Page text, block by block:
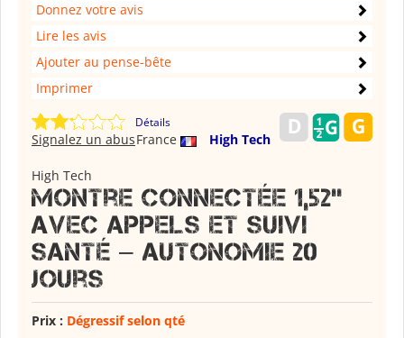
Donnez votre avis
Lire les avis
Ajouter au pense-bête
Imprimer
Détails
France High Tech
Signalez un abus
High Tech
Montre Connectée 1,52''
avec Appels et Suivi
Santé – Autonomie 20
Jours
Prix : Dégressif selon qté